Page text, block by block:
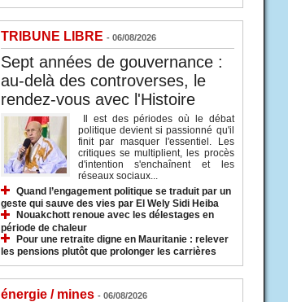
TRIBUNE LIBRE - 06/08/2026
Sept années de gouvernance :
au-delà des controverses, le
rendez-vous avec l'Histoire
Il est des périodes où le débat
politique devient si passionné qu'il
finit par masquer l'essentiel. Les
critiques se multiplient, les procès
d'intention s'enchaînent et les
réseaux sociaux...
Quand l’engagement politique se traduit par un
geste qui sauve des vies par El Wely Sidi Heiba
Nouakchott renoue avec les délestages en
période de chaleur
Pour une retraite digne en Mauritanie : relever
les pensions plutôt que prolonger les carrières
énergie / mines - 06/08/2026